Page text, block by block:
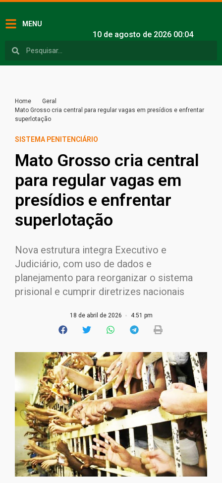
MENU
10 de agosto de 2026 00:04
Home
Geral
Mato Grosso cria central para regular vagas em presídios e enfrentar
superlotação
SISTEMA PENITENCIÁRIO
Mato Grosso cria central
para regular vagas em
presídios e enfrentar
superlotação
Nova estrutura integra Executivo e
Judiciário, com uso de dados e
planejamento para reorganizar o sistema
prisional e cumprir diretrizes nacionais
18 de abril de 2026 4:51 pm